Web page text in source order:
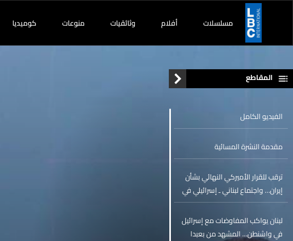
مسلسلات أفلام وثائقيات منوعات كوميديا
المقاطع
الفيديو الكامل
مقدمة النشرة المسائية
ترقب للقرار الأميركي النهائي بشأن
إيران… واجتماع لبناني ـ إسرائيلي في
البنتاغون
لبنان يواكب المفاوضات مع إسرائيل
في واشنطن… المشهد من بعبدا